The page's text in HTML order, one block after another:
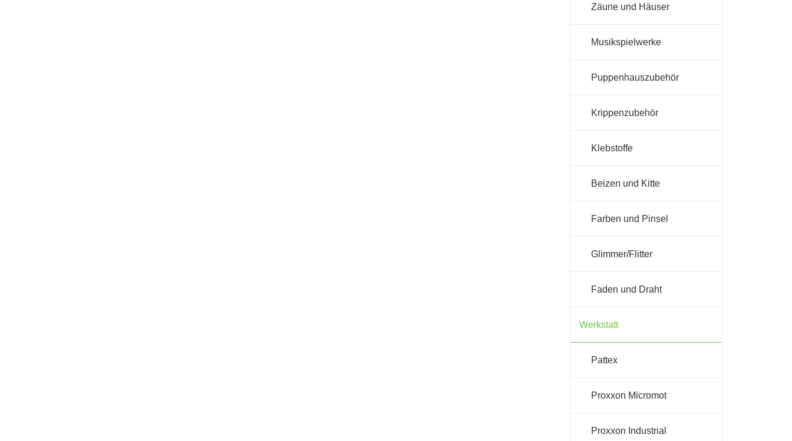
Zäune und Häuser
Musikspielwerke
Puppenhauszubehör
Krippenzubehör
Klebstoffe
Beizen und Kitte
Farben und Pinsel
Glimmer/Flitter
Faden und Draht
Werkstatt
Pattex
Proxxon Micromot
Proxxon Industrial